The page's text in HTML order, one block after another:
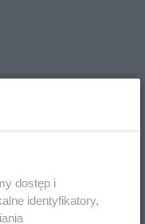
dostęp i
identyfikatory,